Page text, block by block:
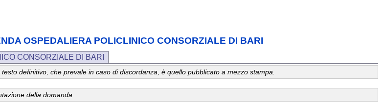
OSPEDALIERA POLICLINICO CONSORZIALE DI BARI
CONSORZIALE DI BARI
definitivo, che prevale in caso di discordanza, è quello pubblicato a mezzo stampa.
della domanda